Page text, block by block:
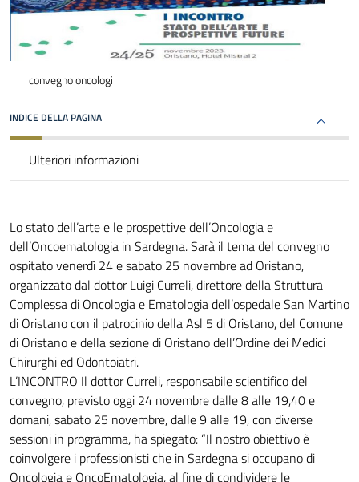
convegno oncologi
INDICE DELLA PAGINA
Ulteriori informazioni
Lo stato dell’arte e le prospettive dell’Oncologia e
dell’Oncoematologia in Sardegna. Sarà il tema del convegno
ospitato venerdì 24 e sabato 25 novembre ad Oristano,
organizzato dal dottor Luigi Curreli, direttore della Struttura
Complessa di Oncologia e Ematologia dell’ospedale San Martino
di Oristano con il patrocinio della Asl 5 di Oristano, del Comune
di Oristano e della sezione di Oristano dell’Ordine dei Medici
Chirurghi ed Odontoiatri.
L’INCONTRO Il dottor Curreli, responsabile scientifico del
convegno, previsto oggi 24 novembre dalle 8 alle 19,40 e
domani, sabato 25 novembre, dalle 9 alle 19, con diverse
sessioni in programma, ha spiegato: “Il nostro obiettivo è
coinvolgere i professionisti che in Sardegna si occupano di
Oncologia e OncoEmatologia, al fine di condividere le